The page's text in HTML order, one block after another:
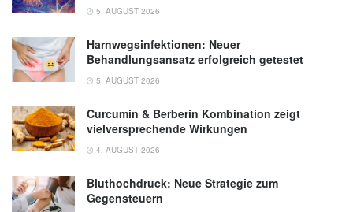
5. AUGUST 2026
Harnwegsinfektionen: Neuer
Behandlungsansatz erfolgreich getestet
5. AUGUST 2026
Curcumin & Berberin Kombination zeigt
vielversprechende Wirkungen
4. AUGUST 2026
Bluthochdruck: Neue Strategie zum
Gegensteuern